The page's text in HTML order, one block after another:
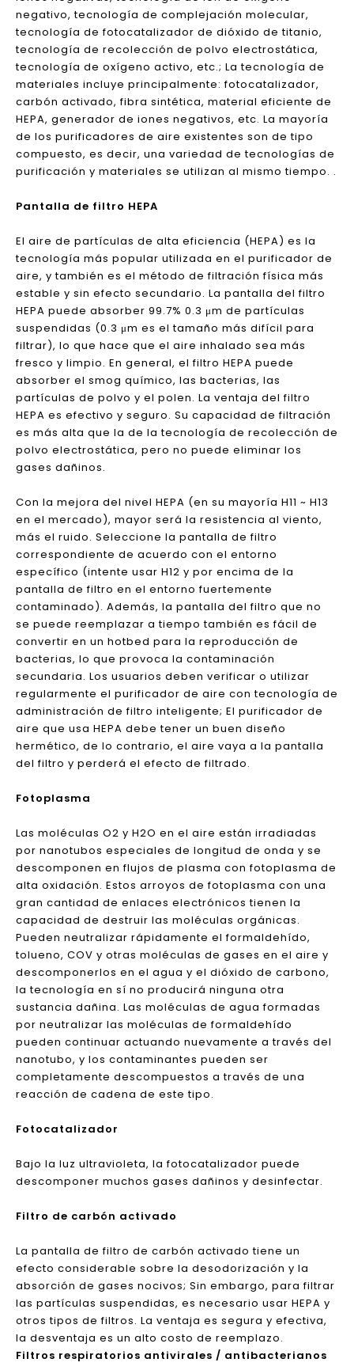
de aire OLANSI.
Hay muchas tecnologías y medios diferentes en el
purificador de aire, lo que le permite brindar a los
usuarios aire limpio y seguro. Las tecnologías
comunes de purificación de aire incluyen tecnología
de filtración de alta eficiencia HEPA, tecnología de
fotoplasma, tecnología de adsorción, tecnología de
iones negativas, tecnología de ión de oxígeno
tecnología de fotocatalizador de dióxido de titanio,
tecnología de oxígeno activo, etc.; La tecnología de
materiales incluye principalmente: fotocatalizador,
carbón activado, fibra sintética, material eficiente de
HEPA, generador de iones negativos, etc. La mayoría
de los purificadores de aire existentes son de tipo
compuesto, es decir, una variedad de tecnologías de
purificación y materiales se utilizan al mismo tiempo. .
Pantalla de filtro HEPA
El aire de partículas de alta eficiencia (HEPA) es la
tecnología más popular utilizada en el purificador de
aire, y también es el método de filtración física más
estable y sin efecto secundario. La pantalla del filtro
suspendidas (0.3 μm es el tamaño más difícil para
filtrar), lo que hace que el aire inhalado sea más
fresco y limpio. En general, el filtro HEPA puede
absorber el smog químico, las bacterias, las
partículas de polvo y el polen. La ventaja del filtro
HEPA es efectivo y seguro. Su capacidad de filtración
es más alta que la de la tecnología de recolección de
polvo electrostática, pero no puede eliminar los
gases dañinos.
Con la mejora del nivel HEPA (en su mayoría H11 ~ H13
en el mercado), mayor será la resistencia al viento,
más el ruido. Seleccione la pantalla de filtro
correspondiente de acuerdo con el entorno
específico (intente usar H12 y por encima de la
pantalla de filtro en el entorno fuertemente
se puede reemplazar a tiempo también es fácil de
bacterias, lo que provoca la contaminación
secundaria. Los usuarios deben verificar o utilizar
regularmente el purificador de aire con tecnología de
administración de filtro inteligente; El purificador de
aire que usa HEPA debe tener un buen diseño
hermético, de lo contrario, el aire vaya a la pantalla
del filtro y perderá el efecto de filtrado.
Fotoplasma
Las moléculas O2 y H2O en el aire están irradiadas
por nanotubos especiales de longitud de onda y se
descomponen en flujos de plasma con fotoplasma de
alta oxidación. Estos arroyos de fotoplasma con una
gran cantidad de enlaces electrónicos tienen la
capacidad de destruir las moléculas orgánicas.
tolueno, COV y otras moléculas de gases en el aire y
la tecnología en sí no producirá ninguna otra
sustancia dañina. Las moléculas de agua formadas
pueden continuar actuando nuevamente a través del
completamente descompuestos a través de una
reacción de cadena de este tipo.
Fotocatalizador
Bajo la luz ultravioleta, la fotocatalizador puede
descomponer muchos gases dañinos y desinfectar.